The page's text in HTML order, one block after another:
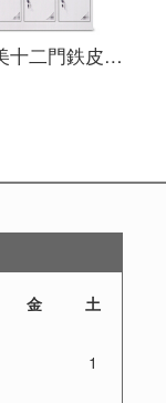
オペル美十二門鉄皮ワルドロッブ社員ロッカー0.7 MMの厚いお金
金 土
1